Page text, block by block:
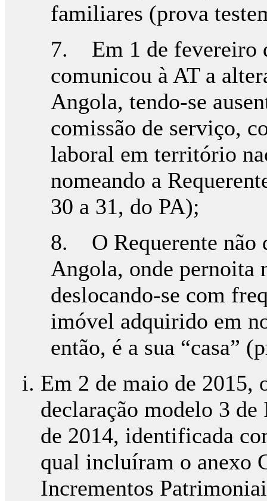
familiares (prova
7. Em 1 de fevereiro
comunicou à AT a
Angola, tendo-se
comissão de serviço,
laboral em território
nomeando a
30 a 31, do PA);
8. O Requerente não
Angola, onde pernoita
deslocando-se com
imóvel adquirido em
então, é a sua “casa”
Em 2 de maio de 2015,
declaração modelo 3
de 2014, identificada
qual incluíram o anexo
Incrementos